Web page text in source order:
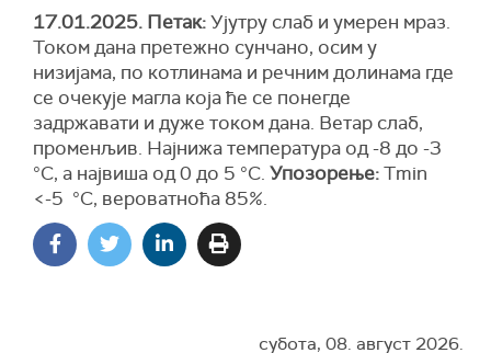
17.01.2025. Петак:Ујутру слаб и умерен мраз.
Током дана претежно сунчано, осим у
низијама, по котлинама и речним долинама где
се очекује магла која ће се понегде
задржавати и дуже током дана. Ветар слаб,
променљив. Најнижа температура од -8 до -3
°С, а највиша од 0 до 5 °С. Упозорење:Тmin
<-5 °C, вероватноћа 85%.
субота, 08. август 2026.